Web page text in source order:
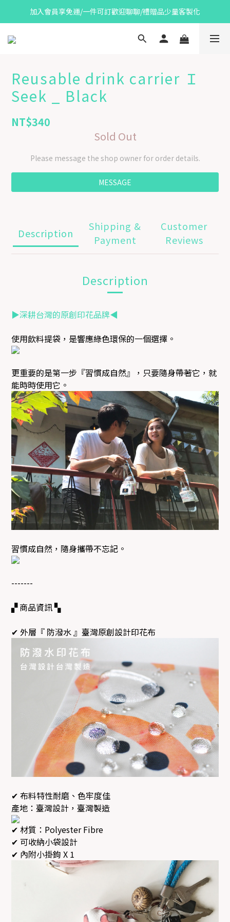
加入會員享免運/一件可訂歡迎聊聊/禮贈品少量客製化
Reusable drink carrier Ｉ
Seek _ Black
NT$340
Sold Out
Please message the shop owner for order details.
MESSAGE
Description
Shipping &
Payment
Customer
Reviews
Description
▶深耕台灣的原創印花品牌◀
使用飲料提袋，是響應綠色環保的一個選擇。
更重要的是第一步『習慣成自然』，只要隨身帶著它，就
能時時使用它。
習慣成自然，隨身攜帶不忘記。
-------
▞ 商品資訊 ▚
✔ 外層『 防潑水 』臺灣原創設計印花布
✔ 布料特性耐磨、色牢度佳
產地：臺灣設計，臺灣製造
✔ 材質：Polyester Fibre
✔ 可收納小袋設計
✔ 內附小掛鉤 X 1